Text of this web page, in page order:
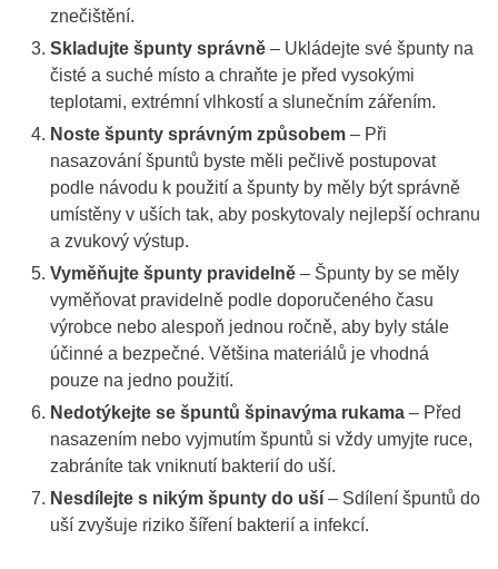
znečištění.
Skladujte špunty správně – Ukládejte své špunty na
čisté a suché místo a chraňte je před vysokými
teplotami, extrémní vlhkostí a slunečním zářením.
Noste špunty správným způsobem – Při
nasazování špuntů byste měli pečlivě postupovat
podle návodu k použití a špunty by měly být správně
umístěny v uších tak, aby poskytovaly nejlepší ochranu
a zvukový výstup.
Vyměňujte špunty pravidelně – Špunty by se měly
vyměňovat pravidelně podle doporučeného času
výrobce nebo alespoň jednou ročně, aby byly stále
účinné a bezpečné. Většina materiálů je vhodná
pouze na jedno použití.
Nedotýkejte se špuntů špinavýma rukama – Před
nasazením nebo vyjmutím špuntů si vždy umyjte ruce,
zabráníte tak vniknutí bakterií do uší.
Nesdílejte s nikým špunty do uší – Sdílení špuntů do
uší zvyšuje riziko šíření bakterií a infekcí.